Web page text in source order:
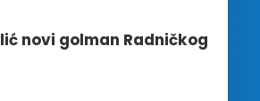
novi golman Radničkog